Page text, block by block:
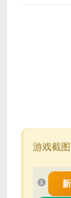
游戏截图